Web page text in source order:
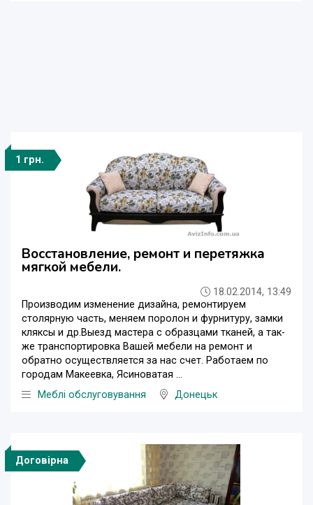
1 грн.
Восстановление, ремонт и перетяжка
мягкой мебели.
18.02.2014, 13:49
Производим изменение дизайна, ремонтируем
столярную часть, меняем поролон и фурнитуру, замки
кляксы и др.Выезд мастера с образцами тканей, а так-
же транспортировка Вашей мебели на ремонт и
обратно осуществляется за нас счет. Работаем по
городам Макеевка, Ясиноватая ...
Меблі обслуговування
Донецьк
Договірна